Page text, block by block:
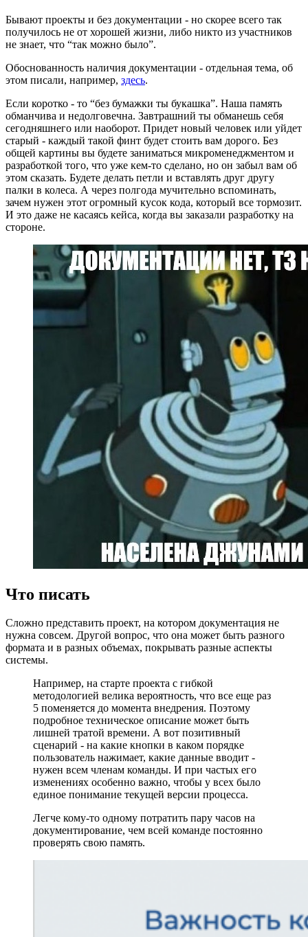
Бывают проекты и без документации - но скорее всего так
получилось не от хорошей жизни, либо никто из участников
не знает, что “так можно было”.
Обоснованность наличия документации - отдельная тема, об
этом писали, например, здесь.
Если коротко - то “без бумажки ты букашка”. Наша память
обманчива и недолговечна. Завтрашний ты обманешь себя
сегодняшнего или наоборот. Придет новый человек или уйдет
старый - каждый такой финт будет стоить вам дорого. Без
общей картины вы будете заниматься микроменеджментом и
разработкой того, что уже кем-то сделано, но он забыл вам об
этом сказать. Будете делать петли и вставлять друг другу
палки в колеса. А через полгода мучительно вспоминать,
зачем нужен этот огромный кусок кода, который все тормозит.
И это даже не касаясь кейса, когда вы заказали разработку на
стороне.
Что писать
Сложно представить проект, на котором документация не
нужна совсем. Другой вопрос, что она может быть разного
формата и в разных объемах, покрывать разные аспекты
системы.
Например, на старте проекта с гибкой
методологией велика вероятность, что все еще раз
5 поменяется до момента внедрения. Поэтому
подробное техническое описание может быть
лишней тратой времени. А вот позитивный
сценарий - на какие кнопки в каком порядке
пользователь нажимает, какие данные вводит -
нужен всем членам команды. И при частых его
изменениях особенно важно, чтобы у всех было
единое понимание текущей версии процесса.
Легче кому-то одному потратить пару часов на
документирование, чем всей команде постоянно
проверять свою память.